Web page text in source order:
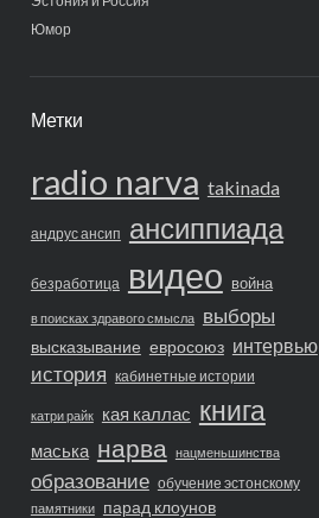
Юмор
Метки
radio narva takinada
андрус ансип ансиппиада
безработица видео война
в поисках здравого смысла выборы
высказывание евросоюз интервью
история кабинетные истории
катри райк кая каллас книга
маська нарва нацменьшинства
образование обучение эстонскому
памятники парад клоунов